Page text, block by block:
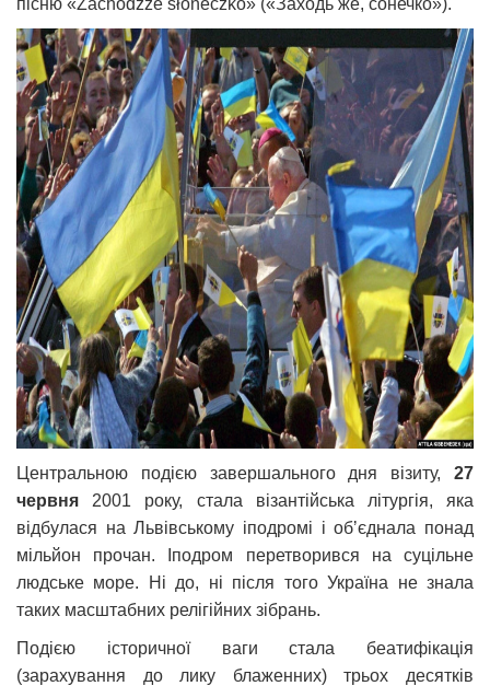
Центральною подією завершального дня візиту, 27
червня 2001 року, стала візантійська літургія, яка
відбулася на Львівському іподромі і обʼєднала понад
мільйон прочан. Іподром перетворився на суцільне
людське море. Ні до, ні після того Україна не знала
таких масштабних релігійних зібрань.
Подією історичної ваги стала беатифікація
(зарахування до лику блаженних) трьох десятків